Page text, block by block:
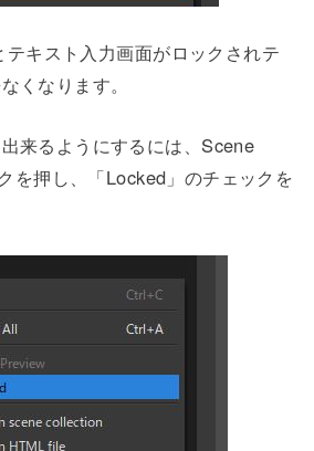
キスト入力画面がロックされテ
くなります。
来るようにするには、Scene
を押し、「Locked」のチェックを